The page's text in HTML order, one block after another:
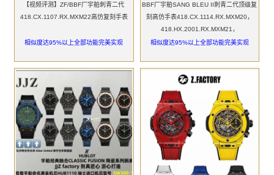
【视频评测】ZF/BBF厂宇舶刺青二代
418.CX.1107.RX.MXM22高仿复刻手表
相似度达95%以上全部功能完美实现
BBF厂宇舶SANG BLEU II刺青二代顶级复
刻高仿手表418.CX.1114.RX.MXM20，
418.HX.2001.RX.MXM21，
418.GX.5207.RX.MXM22，
相似度达95%以上全部功能完美实现